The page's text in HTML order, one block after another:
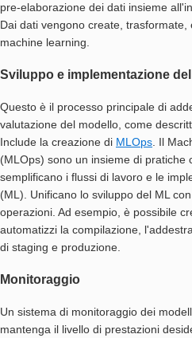
pre-elaborazione dei dati insieme
Dai dati vengono create,
machine learning.
Sviluppo e implementazione
Questo è il processo principale di
valutazione del modello, come
Include la creazione di MLOps . Il
(MLOps) sono un insieme di pratiche
semplificano i flussi di lavoro e le
(ML). Unificano lo sviluppo del ML
operazioni. Ad esempio, è possibile
automatizzi la compilazione,
di staging e produzione.
Monitoraggio
Un sistema di monitoraggio dei
mantenga il livello di prestazioni